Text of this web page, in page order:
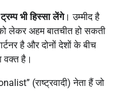
भी हिस्सा लेंगे। उम्मीद है
लेकर अहम बातचीत हो सकती
है और दोनों देशों के बीच
है।
(राष्ट्रवादी) नेता हैं जो